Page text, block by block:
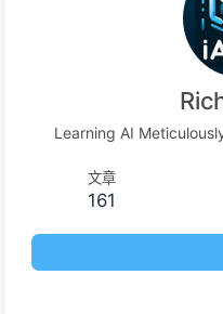
Learning AI
文章
161